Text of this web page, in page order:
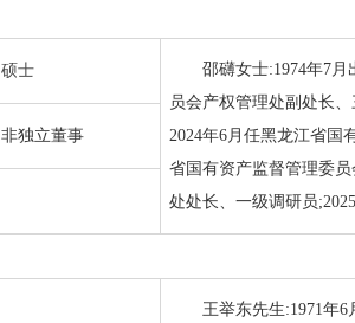
硕士
邵礴女士:1974年7
员会产权管理处副处长
2024年6月任黑龙江省国
省国有资产监督管理委
处处长、一级调研员
非独立董事
王举东先生:1971年